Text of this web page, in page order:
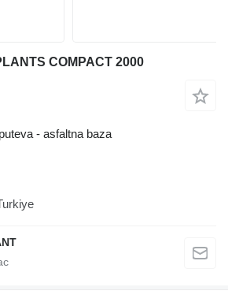
COMPACT 2000
- asfaltna baza